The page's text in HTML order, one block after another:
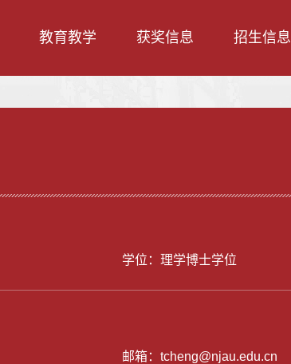
教育教学 获奖信息 招生信息
学位：理学博士学位
邮箱：tcheng@njau.edu.cn